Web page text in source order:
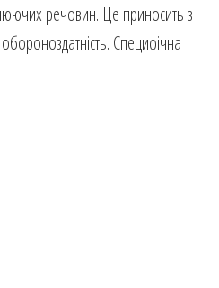
речовин. Це приносить з
Специфічна